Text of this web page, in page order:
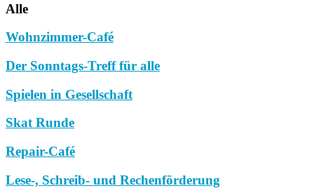
Alle
Wohnzimmer-Café
Der Sonntags-Treff für alle
Spielen in Gesellschaft
Skat Runde
Repair-Café
Lese-, Schreib- und Rechenförderung